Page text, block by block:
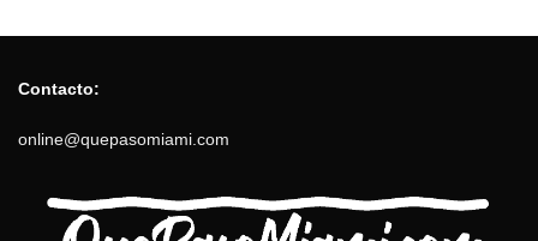
Contacto:
online@quepasomiami.com